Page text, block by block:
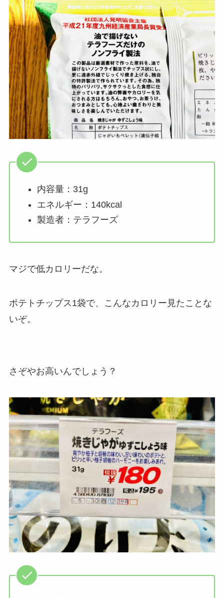
内容量：31g
エネルギー：140kcal
製造者：テラフーズ
マジで低カロリーだな。
ポテトチップス1袋で、こんなカロリー見たことな
いぞ。
さぞやお高いんでしょう？